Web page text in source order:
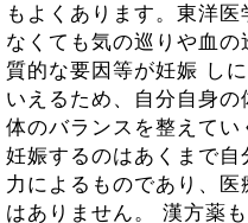
もよくあります。東洋
なくても気の巡りや血
質的な要因等が妊娠 し
いえるため、自分自身
体のバランスを整えてい
妊娠するのはあくまで
力によるものであり、
はありません。 漢方薬